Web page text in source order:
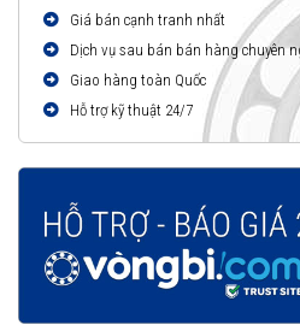
Giá bán cạnh tranh nhất
Dịch vụ sau bán bán hàng chuyên
Giao hàng toàn Quốc
Hỗ trợ kỹ thuật 24/7